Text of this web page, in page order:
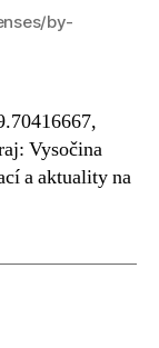
by-
Vysočina
a aktuality na